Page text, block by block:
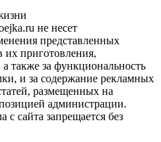
не несет
представленных
их приготовления,
также за функциональность
и за содержание рекламных
размещенных на
администрации.
сайта запрещается без